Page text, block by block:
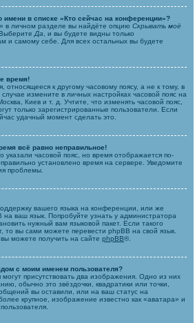
имени в списке «Кто сейчас на конференции»?
в личном разделе вы найдёте опцию Скрывать моё
Выберите Да , и вы будете видны только
и самому себе. Для всех остальных вы будете
время!
к другому часовому поясу, а не к тому, в
измените в личных настройках часовой пояс на
Киев и т. д. Учтите, что изменять часовой пояс,
только зарегистрированные пользователи. Если
удачный момент сделать это.
всё равно неправильное!
указали часовой пояс, но время отображается по-
установлено время на сервере. Уведомите
проблемы.
вашего языка на конференции, или же
на ваш язык. Попробуйте узнать у администратора
нужный вам языковой пакет. Если такого
то вы сами можете перевести phpBB на свой язык.
можете получить на сайте phpBB®.
с моим именем пользователя?
присутствовать два изображения. Одно из них
обычно это звёздочки, квадратики или точки,
вы оставили, или на ваш статус на
крупное, изображение известно как «аватара» и